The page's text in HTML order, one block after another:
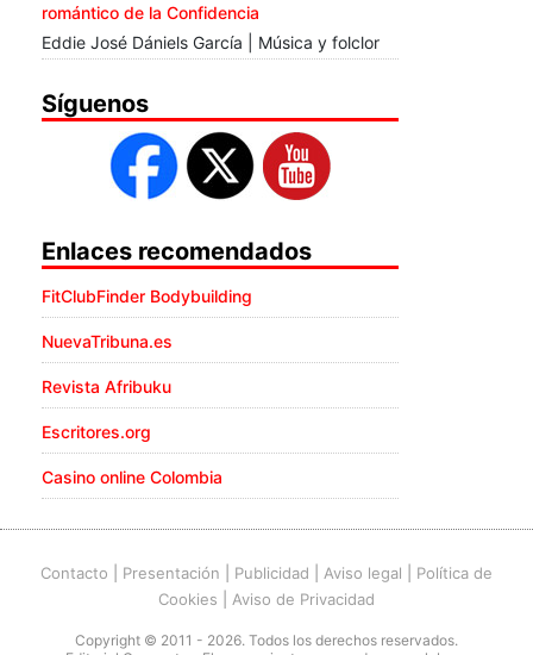
romántico de la Confidencia
Eddie José Dániels García | Música y folclor
Síguenos
Enlaces recomendados
FitClubFinder Bodybuilding
NuevaTribuna.es
Revista Afribuku
Escritores.org
Casino online Colombia
Contacto Presentación Publicidad Aviso legal
Política de
Cookies
Aviso de Privacidad
Copyright © 2011 - 2026. Todos los derechos reservados.